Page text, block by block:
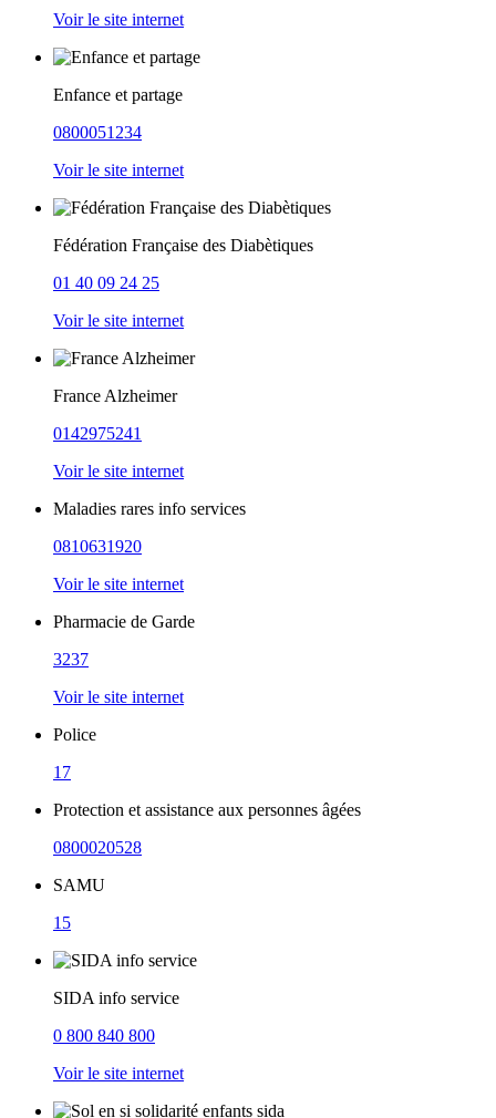
Voir le site internet
Enfance et partage
0800051234
Voir le site internet
Fédération Française des Diabètiques
01 40 09 24 25
Voir le site internet
France Alzheimer
0142975241
Voir le site internet
Maladies rares info services
0810631920
Voir le site internet
Pharmacie de Garde
3237
Voir le site internet
Police
17
Protection et assistance aux personnes âgées
0800020528
SAMU
15
SIDA info service
0 800 840 800
Voir le site internet